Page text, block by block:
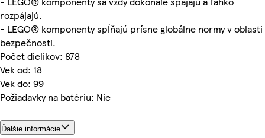
rozpájajú.
- LEGO® komponenty spĺňajú prísne globálne normy v oblasti
bezpečnosti.
Počet dielikov: 878
Vek od: 18
Vek do: 99
Požiadavky na batériu: Nie
Ďalšie informácie